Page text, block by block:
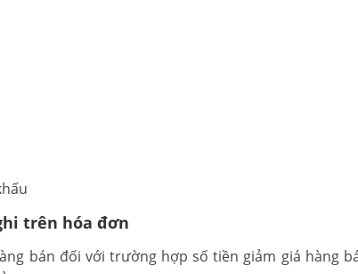
trên hóa đơn
bán đối với trường hợp số tiền giảm giá hàng